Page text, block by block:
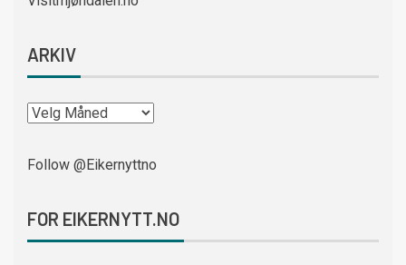
ARKIV
Follow @Eikernyttno
FOR EIKERNYTT.NO